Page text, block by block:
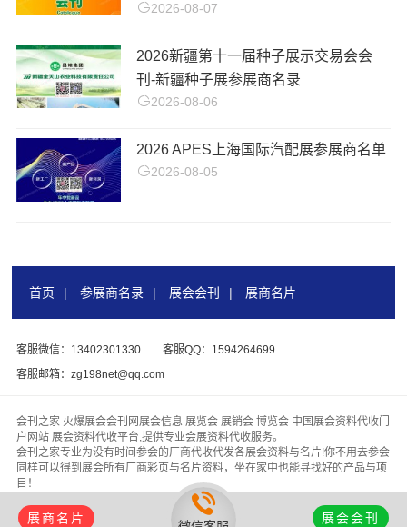
2026-08-07
2026新疆第十一届种子展示交易会会
刊-新疆种子展参展商名录
2026-08-06
2026 APES上海国际汽配展参展商名单
2026-08-05
首页 | 参展商名录 | 展会会刊 | 展商名片
客服微信：13402301330
客服QQ：1594264699
客服邮箱：zg198net@qq.com
会刊之家 火爆展会会刊网展会信息 展览会 展销会 博览会 中国展会资料代收门
户网站 展会资料代收平台,提供专业会展资料代收服务。
会刊之家专业为没有时间参会的厂商代收代发各展会资料与名片!你不用去参会
同样可以得到展会所有厂商彩页与名片资料，坐在家中也能寻找好的产品与项
目！
【会刊之家www.zhanhuihuikan.com】
羊，为客户找厂家、为厂家找客户！
展商名片 展会会刊